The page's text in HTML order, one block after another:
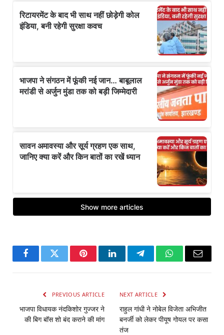
FacebookTwitter PinterestLinkedInTelegramWhatsApp
Email
PREVIOUS ARTICLE
भाजपा विधायक नंदकिशोर गुज्जर ने
की बिग बॉस शो बंद कराने की मांग
NEXT ARTICLE
राहुल गांधी ने नोबेल विजेता अभिजीत
बनर्जी को लेकर पीयूष गोयल पर कसा
तंज